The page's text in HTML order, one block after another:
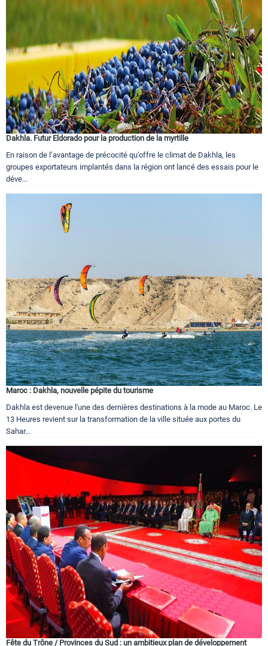
Dakhla. Futur Eldorado pour la production de la myrtille
En raison de l’avantage de précocité qu’offre le climat de Dakhla, les
groupes exportateurs implantés dans la région ont lancé des essais pour le
déve...
Maroc : Dakhla, nouvelle pépite du tourisme
Dakhla est devenue l'une des dernières destinations à la mode au Maroc. Le
13 Heures revient sur la transformation de la ville située aux portes du
Sahar...
Fête du Trône / Provinces du Sud : un ambitieux plan de développement